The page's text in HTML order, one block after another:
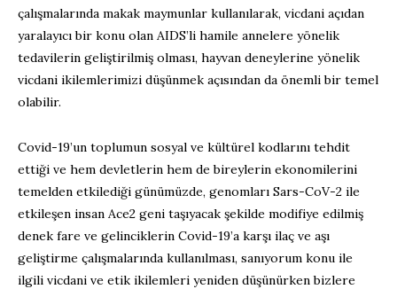
çalışmalarında makak maymunlar kullanılarak, vicdani açıdan
yaralayıcı bir konu olan AIDS’li hamile annelere yönelik
tedavilerin geliştirilmiş olması, hayvan deneylerine yönelik
vicdani ikilemlerimizi düşünmek açısından da önemli bir temel
olabilir.
Covid-19’un toplumun sosyal ve kültürel kodlarını tehdit
ettiği ve hem devletlerin hem de bireylerin ekonomilerini
temelden etkilediği günümüzde, genomları Sars-CoV-2 ile
etkileşen insan Ace2 geni taşıyacak şekilde modifiye edilmiş
denek fare ve gelinciklerin Covid-19’a karşı ilaç ve aşı
geliştirme çalışmalarında kullanılması, sanıyorum konu ile
ilgili vicdani ve etik ikilemleri yeniden düşünürken bizlere